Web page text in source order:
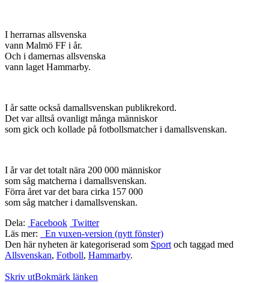
I herrarnas allsvenska
vann Malmö FF i år.
Och i damernas allsvenska
vann laget Hammarby.
I år satte också damallsvenskan publikrekord.
Det var alltså ovanligt många människor
som gick och kollade på fotbollsmatcher i damallsvenskan.
I år var det totalt nära 200 000 människor
som såg matcherna i damallsvenskan.
Förra året var det bara cirka 157 000
som såg matcher i damallsvenskan.
Dela: Facebook Twitter
Läs mer:
En vuxen-version (nytt fönster)
Den här nyheten är kategoriserad som Sport och taggad med
Allsvenskan, Fotboll, Hammarby.
Skriv utBokmärk länken